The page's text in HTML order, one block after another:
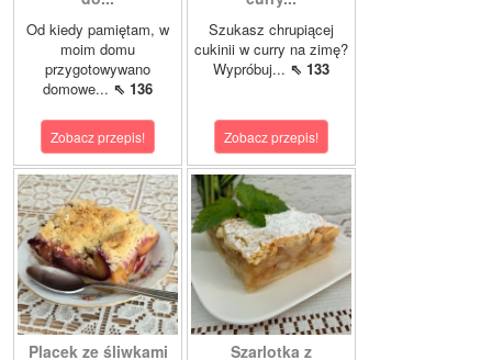
Od kiedy pamiętam, w
moim domu
przygotowywano
domowe... ⇖ 136
Zobacz przepis!
Szukasz chrupiącej
cukinii w curry na zimę?
Wypróbuj... ⇖ 133
Zobacz przepis!
Placek ze śliwkami Szarlotka z